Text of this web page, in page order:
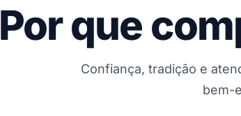
Por que
Confiança, tradição e
bem-